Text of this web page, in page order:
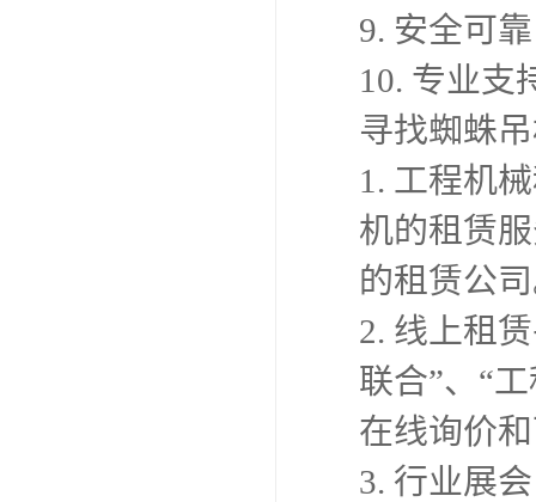
9. 安全可
10. 专业支
寻找蜘蛛
1. 工程机
机的租赁
的租赁公
2. 线上租
联合”、“
在线询价
3. 行业展